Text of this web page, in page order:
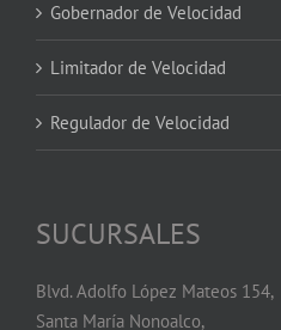
Gobernador de Velocidad
Limitador de Velocidad
Regulador de Velocidad
SUCURSALES
Blvd. Adolfo López Mateos 154,
Santa María Nonoalco,